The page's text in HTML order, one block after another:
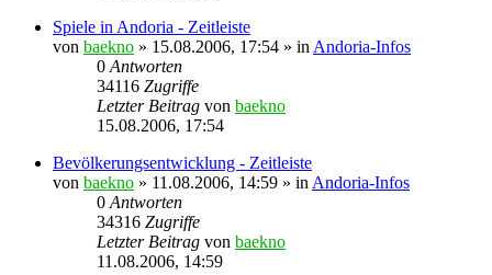
Spiele in Andoria - Zeitleiste
von baekno » 15.08.2006, 17:54 » in Andoria-Infos
0 Antworten
34116 Zugriffe
Letzter Beitrag von baekno
15.08.2006, 17:54
Bevölkerungsentwicklung - Zeitleiste
von baekno » 11.08.2006, 14:59 » in Andoria-Infos
0 Antworten
34316 Zugriffe
Letzter Beitrag von baekno
11.08.2006, 14:59